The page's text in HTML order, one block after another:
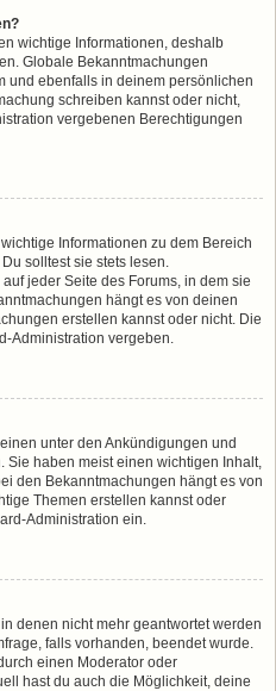
wichtige Informationen, deshalb
Globale Bekanntmachungen
und ebenfalls in deinem persönlichen
schreiben kannst oder nicht,
vergebenen Berechtigungen
Informationen zu dem Bereich
solltest sie stets lesen.
jeder Seite des Forums, in dem sie
hängt es von deinen
erstellen kannst oder nicht. Die
Administration vergeben.
unter den Ankündigungen und
Sie haben meist einen wichtigen Inhalt,
den Bekanntmachungen hängt es von
Themen erstellen kannst oder
Administration ein.
denen nicht mehr geantwortet werden
falls vorhanden, beendet wurde.
einen Moderator oder
hast du auch die Möglichkeit, deine